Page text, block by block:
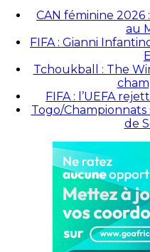
CAN féminine
au
FIFA : Gianni
Tchoukball : The
FIFA : l’UEFA
Togo/Championnats
de